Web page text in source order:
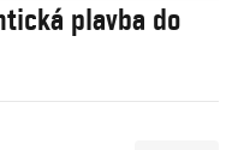
plavba do